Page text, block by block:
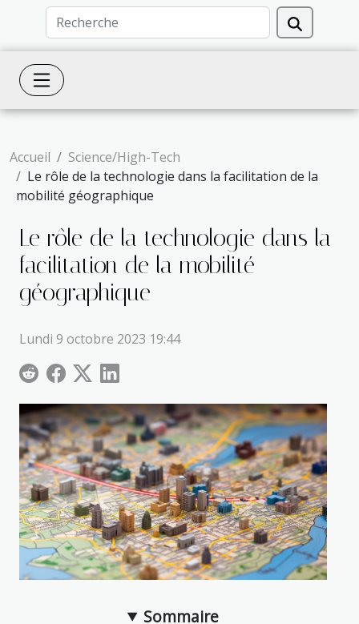
Accueil
Science/High-Tech
Le rôle de la technologie dans la facilitation de la
mobilité géographique
Le rôle de la technologie dans la
facilitation de la mobilité
géographique
Lundi 9 octobre 2023 19:44
Sommaire